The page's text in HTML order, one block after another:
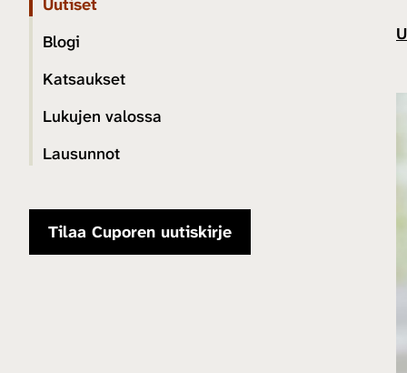
Uutiset
Blogi
Katsaukset
Lukujen valossa
Lausunnot
Tilaa Cuporen uutiskirje